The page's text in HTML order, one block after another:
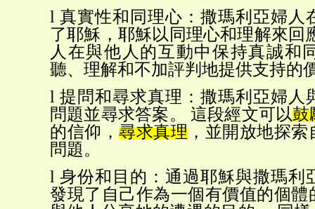
l 真實性和同理心：撒瑪利亞婦人
了耶穌，耶穌以同理心和理解來回
人在與他人的互動中保持真誠和
聽、理解和不加評判地提供支持的
l 提問和尋求真理：撒瑪利亞婦人
問題並尋求答案。
這段經文可以鼓
的信仰， 尋求真理 ，並開放地探
問題。
l 身份和目的：通過耶穌與撒瑪利
發現了自己作為一個有價值的個體